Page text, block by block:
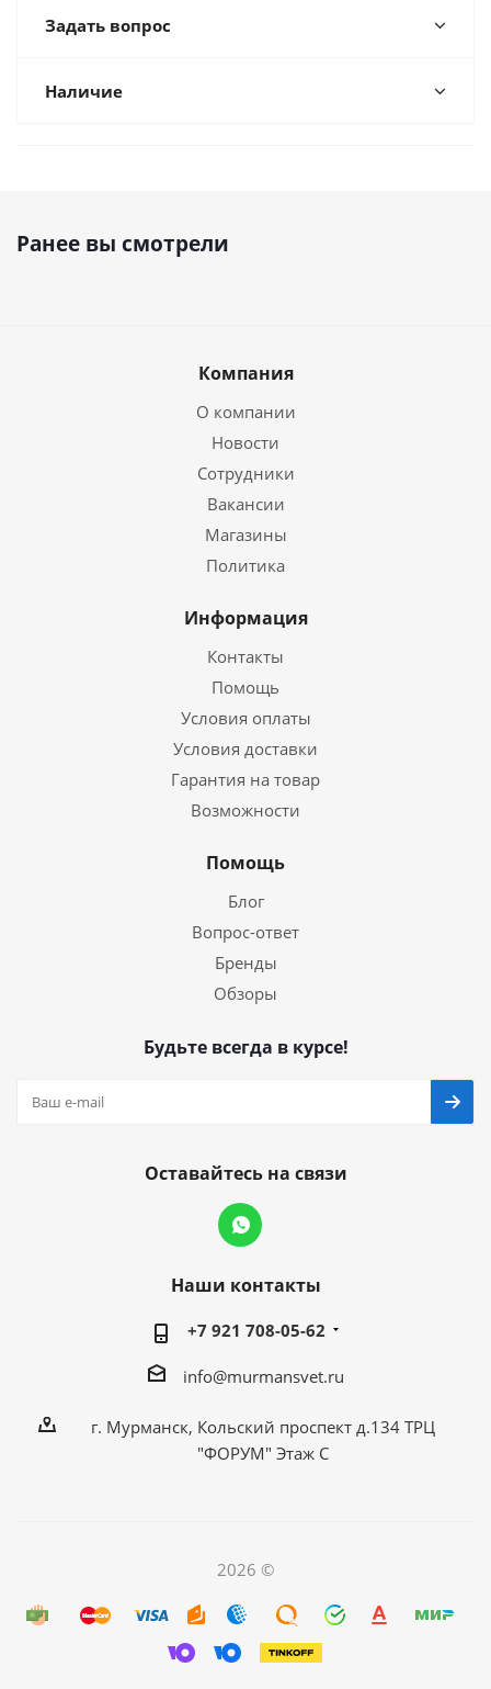
Задать вопрос
Наличие
Ранее вы смотрели
Компания
О компании
Новости
Сотрудники
Вакансии
Магазины
Политика
Информация
Контакты
Помощь
Условия оплаты
Условия доставки
Гарантия на товар
Возможности
Помощь
Блог
Вопрос-ответ
Бренды
Обзоры
Будьте всегда в курсе!
Оставайтесь на связи
Наши контакты
+7 921 708-05-62
info@murmansvet.ru
г. Мурманск, Кольский проспект д.134 ТРЦ
"ФОРУМ" Этаж С
2026 ©